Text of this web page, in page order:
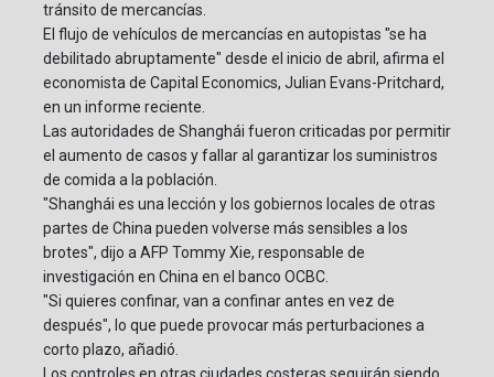
tránsito de mercancías.
El flujo de vehículos de mercancías en autopistas "se ha
debilitado abruptamente" desde el inicio de abril, afirma el
economista de Capital Economics, Julian Evans-Pritchard,
en un informe reciente.
Las autoridades de Shanghái fueron criticadas por permitir
el aumento de casos y fallar al garantizar los suministros
de comida a la población.
"Shanghái es una lección y los gobiernos locales de otras
partes de China pueden volverse más sensibles a los
brotes", dijo a AFP Tommy Xie, responsable de
investigación en China en el banco OCBC.
"Si quieres confinar, van a confinar antes en vez de
después", lo que puede provocar más perturbaciones a
corto plazo, añadió.